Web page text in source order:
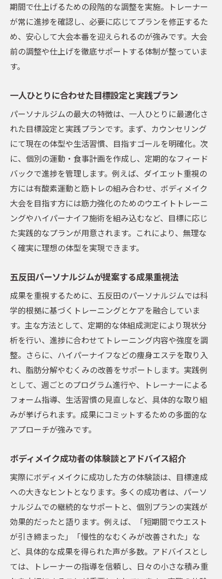
期間で仕上げるための段階的な調整を実施。トレーナー
が常に進捗を確認し、必要に応じてプランを修正するた
め、安心して大会本番を迎えられるのが強みです。大会
前の調整や仕上げを徹底サポートする体制が整っていま
す。
一人ひとりに合わせた目標設定と実践プラン
パーソナルジムの最大の特徴は、一人ひとりに最適化さ
れた目標設定と実践プランです。まず、カウンセリング
にて現在の体型や生活習慣、目指すゴールを明確化。次
に、個別の運動・食事計画を作成し、定期的なフィード
バックで進捗を管理します。例えば、ダイエット重視の
方には有酸素運動と筋トレの組み合わせ、ボディメイク
大会を目指す方には筋力強化のためのウエイトトレーニ
ングやハイパーナイフ施術を組み込むなど、目標に応じ
た実践的なプランが用意されます。これにより、無理な
く確実に理想の体型を実現できます。
五反田パーソナルジムが提案する成果重視法
成果を重視するために、五反田のパーソナルジムでは科
学的根拠に基づくトレーニングとケアを融合していま
す。主な方法として、定期的な体組成測定により現状分
析を行い、進捗に合わせてトレーニング内容や強度を調
整。さらに、ハイパーナイフなどの痩身エステを取り入
れ、脂肪分解やむくみの改善をサポートします。実践例
として、週ごとのプログラム進行や、トレーナーによる
フォーム指導、生活習慣の見直しなど、具体的な取り組
みが挙げられます。成果にコミットするための多面的な
アプローチが強みです。
ボディメイク成功者の体験談とアドバイス紹介
実際にボディメイクに成功した方の体験談は、目標達成
への大きなヒントとなります。多くの成功者は、パーソ
ナルジムでの継続的なサポートと、個別プランの実践が
効果的だったと語ります。例えば、「短期間でウエスト
が引き締まった」「慢性的なむくみが改善された」な
ど、具体的な成果を得られた声が多数。アドバイスとし
ては、トレーナーの指導を信頼し、日々の小さな積み重